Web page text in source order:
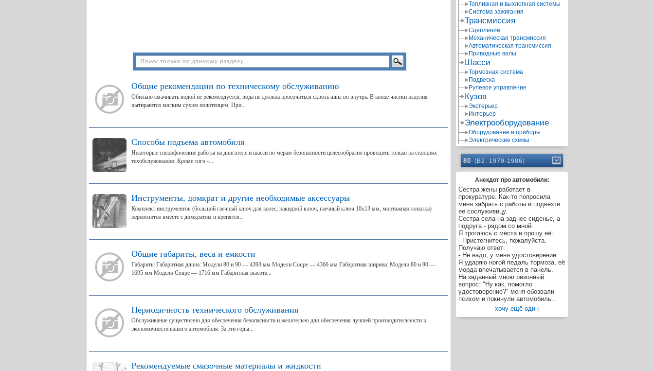
Общие рекомендации по техническому обслуживанию
Обильно смачивать водой не рекомендуется, вода не должна просочиться сквозь швы во внутрь. В конце чистки изделия
вытираются мягким сухим полотенцем. При...
Способы подъема автомобиля
Некоторые специфические работы на двигателе и шасси по мерам безопасности целесообразно проводить только на станциях
техобслуживания. Кроме того -...
Инструменты, домкрат и другие необходимые аксессуары
Комплект инструментов (большой гаечный ключ для колес, накидной ключ, гаечный ключ 10x13 мм, монтажная лопатка)
перевозится вместе с домкратом и крепятся...
Общие габариты, веса и емкости
Габариты Габаритная длина: Модели 80 и 90 — 4393 мм Модели Coupe — 4366 мм Габаритная ширина: Модели 80 и 90 —
1695 мм Модели Coupe — 1716 мм Габаритная высота...
Периодичность технического обслуживания
Обслуживание существенно для обеспечения безопасности и желательно для обеспечения лучшей производительности и
экономичности вашего автомобиля. За эти годы...
Рекомендуемые смазочные материалы и жидкости
Топливная и выхлопная системы
Система зажигания
Трансмиссия
Сцепление
Механическая трансмиссия
Автоматическая трансмиссия
Приводные валы
Шасси
Тормозная система
Подвеска
Рулевое управление
Кузов
Экстерьер
Интерьер
Электрооборудование
Оборудование и приборы
Электрические схемы
80 (B2, 1979-1986)
Анекдот про автомобили:
Сестра жены работает в
прокуратуре. Как-то попросила
меня забрать с работы и подвезти
её сослуживицу.
Сестра села на заднее сиденье, а
подруга - рядом со мной.
Я трогаюсь с места и прошу её:
- Пристегнитесь, пожалуйста.
Получаю ответ:
- Не надо, у меня удостоверение.
Я ударяю ногой педаль тормоза, её
морда впечатывается в панель.
На заданный мною резонный
вопрос: "Ну как, помогло
удостоверение?" меня обозвали
психом и покинули автомобиль...
хочу ещё один